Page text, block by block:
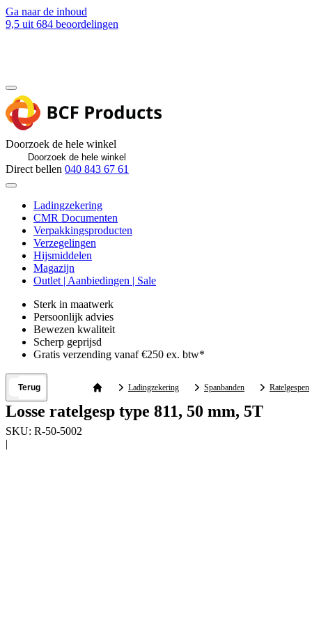
Ga naar de inhoud
9,5 uit 684 beoordelingen
Doorzoek de hele winkel
Direct bellen 040 843 67 61
Ladingzekering
CMR Documenten
Verpakkingsproducten
Verzegelingen
Hijsmiddelen
Magazijn
Outlet | Aanbiedingen | Sale
Sterk in maatwerk
Persoonlijk advies
Bewezen kwaliteit
Scherp geprijsd
Gratis verzending vanaf €250 ex. btw*
Terug Ladingzekering Spanbanden Ratelgespen
Losse ratelgesp type 811, 50 mm, 5T
SKU: R-50-5002
|